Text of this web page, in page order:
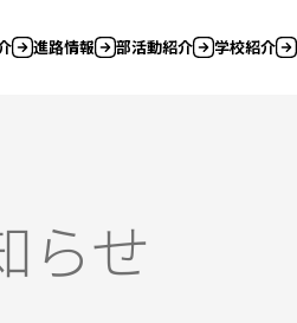
進路情報 部活動紹介 学校紹介
らせ